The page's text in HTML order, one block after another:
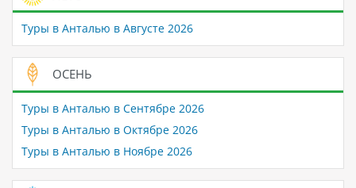
Туры в Анталью в Августе 2026
ОСЕНЬ
Туры в Анталью в Сентябре 2026
Туры в Анталью в Октябре 2026
Туры в Анталью в Ноябре 2026